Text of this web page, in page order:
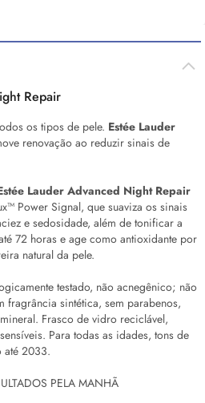
Repair
os tipos de pele. Estée Lauder
renovação ao reduzir sinais de
Lauder Advanced Night Repair
Power Signal, que suaviza os sinais
e sedosidade, além de tonificar a
72 horas e age como antioxidante por
natural da pele.
testado, não acnegênico; não
fragrância sintética, sem parabenos,
Frasco de vidro reciclável,
Para todas as idades, tons de
até 2033.
PELA MANHÃ